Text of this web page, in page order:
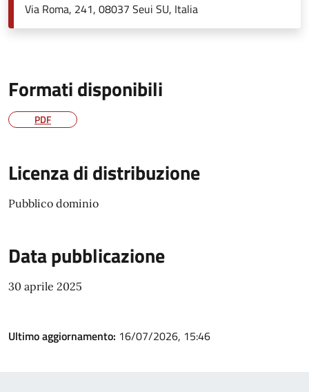
Via Roma, 241, 08037 Seui SU, Italia
Formati disponibili
PDF
Licenza di distribuzione
Pubblico dominio
Data pubblicazione
30 aprile 2025
Ultimo aggiornamento: 16/07/2026, 15:46